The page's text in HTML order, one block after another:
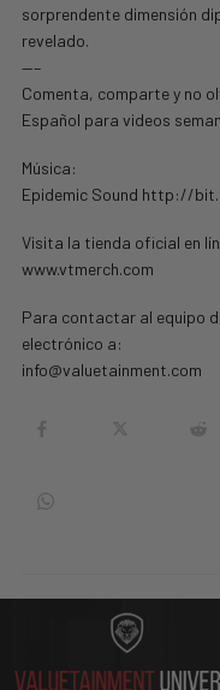
sorprendente dimensión
revelado.
—–
Comenta, comparte y no
Español para videos
Música:
Epidemic Sound http://
Visita la tienda oficial en
www.vtmerch.com
Para contactar al equipo
electrónico a:
info@valuetainment.com